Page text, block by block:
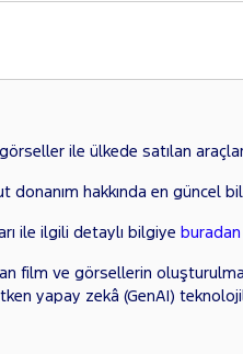
ile ülkede satılan
donanım hakkında en güncel
ile ilgili detaylı bilgiye buradan
film ve görsellerin
yapay zekâ (GenAI)